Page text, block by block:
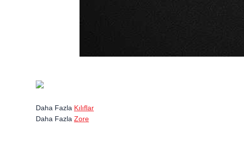
Daha Fazla Kılıflar
Daha Fazla Zore